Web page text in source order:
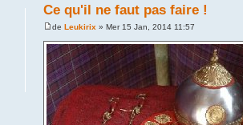
Ce qu'il ne faut pas faire !
de Leukirix » Mer 15 Jan, 2014 11:57